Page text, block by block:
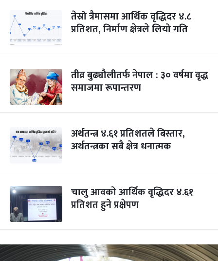
तेस्रो त्रैमासमा आर्थिक वृद्धिदर ४.८
प्रतिशत, निर्माण क्षेत्रले लियो गति
तीव्र बुढ्यौलीतर्फ नेपाल : ३० वर्षमा वृद्ध
समाजमा रूपान्तरण
अर्थतन्त्र ४.६१ प्रतिशतले बिस्तार,
अर्थतन्त्रका सबै क्षेत्र धनात्मक
चालु आवको आर्थिक वृद्धिदर ४.६१
प्रतिशत हुने प्रक्षेपण